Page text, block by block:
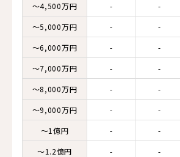
～4,500万円
- -
～5,000万円
- -
～6,000万円
- -
～7,000万円
- -
～8,000万円
- -
～9,000万円
- -
～1億円
- -
～1.2億円
- -